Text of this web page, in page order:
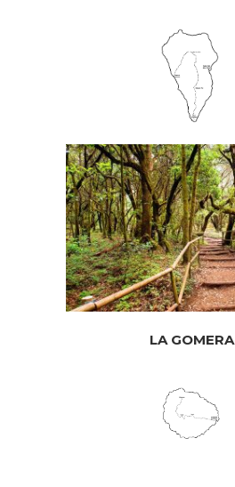
LA GOMERA